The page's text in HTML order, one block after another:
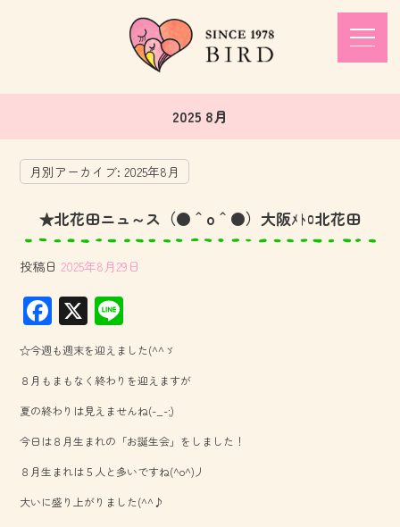
2025 8月
月別アーカイブ:2025年8月
★北花田ニュ～ス（●＾o＾●）大阪ﾒﾄﾛ北花田
投稿日 2025年8月29日
F
ac
e
b
o
ok
X
ne
☆今週も週末を迎えました(^^ゞ
８月もまもなく終わりを迎えますが
夏の終わりは見えませんね(-_-;)
今日は８月生まれの「お誕生会」をしました！
８月生まれは５人と多いですね(^o^)丿
大いに盛り上がりました(^^♪